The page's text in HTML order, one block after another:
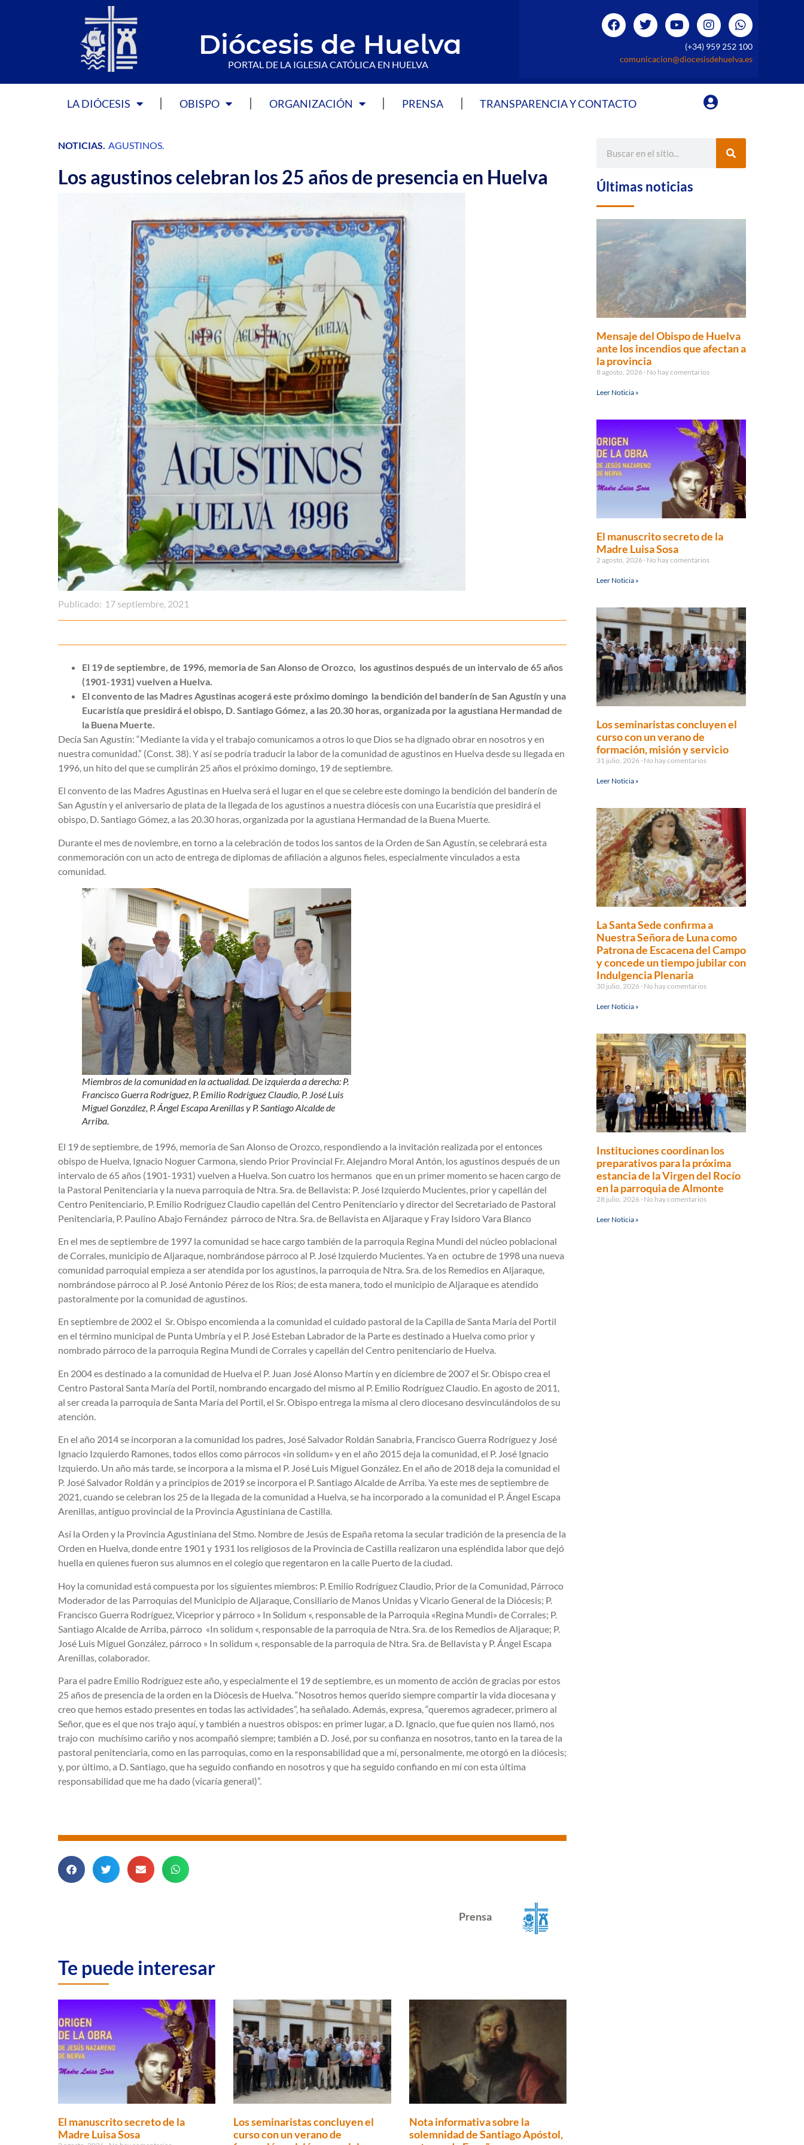
Diócesis de Huelva
PORTAL DE LA IGLESIA CATÓLICA EN HUELVA
(+34) 959 252 100
comunicacion@diocesisdehuelva.es
LA DIÓCESIS OBISPO ORGANIZACIÓN PRENSA TRANSPARENCIA Y CONTACTO
NOTICIAS. AGUSTINOS.
Los agustinos celebran los 25 años de presencia en Huelva
Publicado: 17 septiembre, 2021
El 19 de septiembre, de 1996, memoria de San Alonso de Orozco, los agustinos después de un intervalo de 65 años
(1901-1931) vuelven a Huelva.
El convento de las Madres Agustinas acogerá este próximo domingo la bendición del banderín de San Agustín y una
Eucaristía que presidirá el obispo, D. Santiago Gómez, a las 20.30 horas, organizada por la agustiana Hermandad de
la Buena Muerte.
Decía San Agustín: “Mediante la vida y el trabajo comunicamos a otros lo que Dios se ha dignado obrar en nosotros y en
nuestra comunidad.” (Const. 38). Y así se podría traducir la labor de la comunidad de agustinos en Huelva desde su llegada en
1996, un hito del que se cumplirán 25 años el próximo domingo, 19 de septiembre.
El convento de las Madres Agustinas en Huelva será el lugar en el que se celebre este domingo la bendición del banderín de
San Agustín y el aniversario de plata de la llegada de los agustinos a nuestra diócesis con una Eucaristía que presidirá el
obispo, D. Santiago Gómez, a las 20.30 horas, organizada por la agustiana Hermandad de la Buena Muerte.
Durante el mes de noviembre, en torno a la celebración de todos los santos de la Orden de San Agustín, se celebrará esta
conmemoración con un acto de entrega de diplomas de afiliación a algunos fieles, especialmente vinculados a esta
comunidad.
Miembros de la comunidad en la actualidad. De izquierda a derecha: P.
Francisco Guerra Rodríguez, P. Emilio Rodríguez Claudio, P. José Luis
Miguel González, P. Ángel Escapa Arenillas y P. Santiago Alcalde de
Arriba.
El 19 de septiembre, de 1996, memoria de San Alonso de Orozco, respondiendo a la invitación realizada por el entonces
obispo de Huelva, Ignacio Noguer Carmona, siendo Prior Provincial Fr. Alejandro Moral Antón, los agustinos después de un
intervalo de 65 años (1901-1931) vuelven a Huelva. Son cuatro los hermanos que en un primer momento se hacen cargo de
la Pastoral Penitenciaria y la nueva parroquia de Ntra. Sra. de Bellavista: P. José Izquierdo Mucientes, prior y capellán del
Centro Penitenciario, P. Emilio Rodríguez Claudio capellán del Centro Penitenciario y director del Secretariado de Pastoral
Penitenciaria, P. Paulino Abajo Fernández párroco de Ntra. Sra. de Bellavista en Aljaraque y Fray Isidoro Vara Blanco
En el mes de septiembre de 1997 la comunidad se hace cargo también de la parroquia Regina Mundi del núcleo poblacional
de Corrales, municipio de Aljaraque, nombrándose párroco al P. José Izquierdo Mucientes. Ya en octubre de 1998 una nueva
comunidad parroquial empieza a ser atendida por los agustinos, la parroquia de Ntra. Sra. de los Remedios en Aljaraque,
nombrándose párroco al P. José Antonio Pérez de los Ríos; de esta manera, todo el municipio de Aljaraque es atendido
pastoralmente por la comunidad de agustinos.
En septiembre de 2002 el Sr. Obispo encomienda a la comunidad el cuidado pastoral de la Capilla de Santa María del Portil
en el término municipal de Punta Umbría y el P. José Esteban Labrador de la Parte es destinado a Huelva como prior y
nombrado párroco de la parroquia Regina Mundi de Corrales y capellán del Centro penitenciario de Huelva.
En 2004 es destinado a la comunidad de Huelva el P. Juan José Alonso Martín y en diciembre de 2007 el Sr. Obispo crea el
Centro Pastoral Santa María del Portil, nombrando encargado del mismo al P. Emilio Rodríguez Claudio. En agosto de 2011,
al ser creada la parroquia de Santa María del Portil, el Sr. Obispo entrega la misma al clero diocesano desvinculándolos de su
atención.
En el año 2014 se incorporan a la comunidad los padres, José Salvador Roldán Sanabria, Francisco Guerra Rodríguez y José
Ignacio Izquierdo Ramones, todos ellos como párrocos «in solidum» y en el año 2015 deja la comunidad, el P. José Ignacio
Izquierdo. Un año más tarde, se incorpora a la misma el P. José Luis Miguel González. En el año de 2018 deja la comunidad el
P. José Salvador Roldán y a principios de 2019 se incorpora el P. Santiago Alcalde de Arriba. Ya este mes de septiembre de
2021, cuando se celebran los 25 de la llegada de la comunidad a Huelva, se ha incorporado a la comunidad el P. Ángel Escapa
Arenillas, antiguo provincial de la Provincia Agustiniana de Castilla.
Así la Orden y la Provincia Agustiniana del Stmo. Nombre de Jesús de España retoma la secular tradición de la presencia de la
Orden en Huelva, donde entre 1901 y 1931 los religiosos de la Provincia de Castilla realizaron una espléndida labor que dejó
huella en quienes fueron sus alumnos en el colegio que regentaron en la calle Puerto de la ciudad.
Hoy la comunidad está compuesta por los siguientes miembros: P. Emilio Rodríguez Claudio, Prior de la Comunidad, Párroco
Moderador de las Parroquias del Municipio de Aljaraque, Consiliario de Manos Unidas y Vicario General de la Diócesis; P.
Francisco Guerra Rodríguez, Viceprior y párroco » In Solidum «, responsable de la Parroquia «Regina Mundi» de Corrales; P.
Santiago Alcalde de Arriba, párroco «In solidum «, responsable de la parroquia de Ntra. Sra. de los Remedios de Aljaraque; P.
José Luis Miguel González, párroco » In solidum «, responsable de la parroquia de Ntra. Sra. de Bellavista y P. Ángel Escapa
Arenillas, colaborador.
Para el padre Emilio Rodríguez este año, y especialmente el 19 de septiembre, es un momento de acción de gracias por estos
25 años de presencia de la orden en la Diócesis de Huelva. “Nosotros hemos querido siempre compartir la vida diocesana y
creo que hemos estado presentes en todas las actividades”, ha señalado. Además, expresa, “queremos agradecer, primero al
Señor, que es el que nos trajo aquí, y también a nuestros obispos: en primer lugar, a D. Ignacio, que fue quien nos llamó, nos
trajo con muchísimo cariño y nos acompañó siempre; también a D. José, por su confianza en nosotros, tanto en la tarea de la
pastoral penitenciaria, como en las parroquias, como en la responsabilidad que a mí, personalmente, me otorgó en la diócesis;
y, por último, a D. Santiago, que ha seguido confiando en nosotros y que ha seguido confiando en mí con esta última
responsabilidad que me ha dado (vicaría general)”.
Prensa
Te puede interesar
El manuscrito secreto de la
Madre Luisa Sosa
Los seminaristas concluyen el
curso con un verano de
Nota informativa sobre la
solemnidad de Santiago Apóstol,
Últimas noticias
Mensaje del Obispo de Huelva
ante los incendios que afectan a
la provincia
8 agosto, 2026 No hay comentarios
Leer Noticia »
El manuscrito secreto de la
Madre Luisa Sosa
2 agosto, 2026 No hay comentarios
Leer Noticia »
Los seminaristas concluyen el
curso con un verano de
formación, misión y servicio
31 julio, 2026 No hay comentarios
Leer Noticia »
La Santa Sede confirma a
Nuestra Señora de Luna como
Patrona de Escacena del Campo
y concede un tiempo jubilar con
Indulgencia Plenaria
30 julio, 2026 No hay comentarios
Leer Noticia »
Instituciones coordinan los
preparativos para la próxima
estancia de la Virgen del Rocío
en la parroquia de Almonte
28 julio, 2026 No hay comentarios
Leer Noticia »